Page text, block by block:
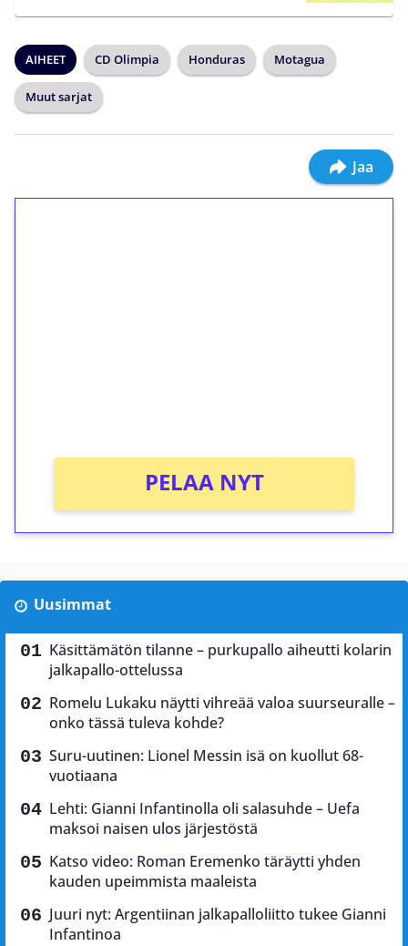
AIHEET CD Olimpia Honduras Motagua
Muut sarjat
Jaa
PELAA NYT
Uusimmat
Käsittämätön tilanne – purkupallo aiheutti kolarin
jalkapallo-ottelussa
Romelu Lukaku näytti vihreää valoa suurseuralle –
onko tässä tuleva kohde?
Suru-uutinen: Lionel Messin isä on kuollut 68-
vuotiaana
Lehti: Gianni Infantinolla oli salasuhde – Uefa
maksoi naisen ulos järjestöstä
Katso video: Roman Eremenko täräytti yhden
kauden upeimmista maaleista
Juuri nyt: Argentiinan jalkapalloliitto tukee Gianni
Infantinoa